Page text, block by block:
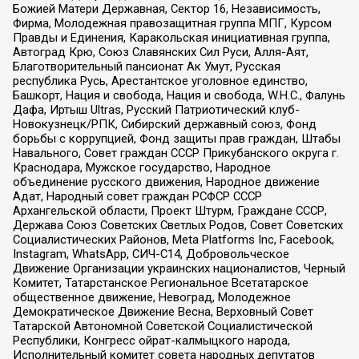
Божией Матери Державная, Сектор 16, Независимость,
Фирма, Молодежная правозащитная группа МПГ, Курсом
Правды и Единения, Каракольская инициативная группа,
Автоград Крю, Союз Славянских Сил Руси, Алля-Аят,
Благотворительный пансионат Ак Умут, Русская
республика Русь, Арестантское уголовное единство,
Башкорт, Нация и свобода, Нация и свобода, W.H.С., Фалунь
Дафа, Иртыш Ultras, Русский Патриотический клуб-
Новокузнецк/РПК, Сибирский державный союз, Фонд
борьбы с коррупцией, Фонд защиты прав граждан, Штабы
Навального, Совет граждан СССР Прикубанского округа г.
Краснодара, Мужское государство, Народное
объединение русского движения, Народное движение
Адат, Народный совет граждан РСФСР СССР
Архангельской области, Проект Штурм, Граждане СССР,
Держава Союз Советских Светлых Родов, Совет Советских
Социалистических Районов, Meta Platforms Inc, Facebook,
Instagram, WhatsApp, СИЧ-С14, Добровольческое
Движение Организации украинских националистов, Черный
Комитет, Татарстанское Региональное Всетатарское
общественное движение, Невоград, Молодежное
Демократическое Движение Весна, Верховный Совет
Татарской Автономной Советской Социалистической
Республики, Конгресс ойрат-калмыцкого народа,
Исполнительный комитет совета народных депутатов